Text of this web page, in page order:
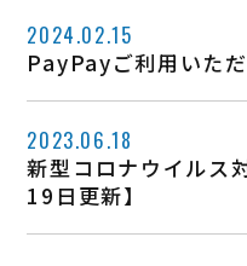
2024.02.15
PayPayご利用いた
2023.06.18
新型コロナウイルス
19日更新】